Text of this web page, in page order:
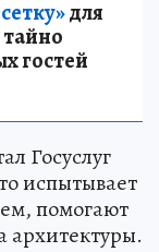
для
гостей
Госуслуг
испытывает
помогают
архитектуры.